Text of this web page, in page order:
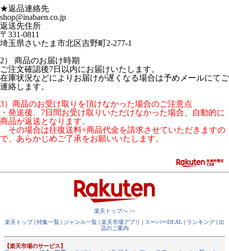
★返品連絡先
shop@inabaen.co.jp
返送先住所
〒331-0811
埼玉県さいたま市北区吉野町2-277-1
2） 商品のお届け時期
ご注文確認後7日以内にお届けいたします。
在庫状況などによりお届けが遅くなる場合は予めメールにてご
連絡します。
3）商品のお受け取りを頂けなかった場合のご注意点
・発送後、7日間お受け取りいただけなかった場合、自動的に
商品が返送となります。
その場合は往復送料+商品代金を請求させていただきますの
で、あらかじめご了承をお願いいたします。
楽天トップへ >>
楽天トップ| 特集一覧 | ジャンル一覧 | 楽天市場アプリ | スーパーDEAL | ランキング | 出
店のご案内
【楽天市場のサービス】